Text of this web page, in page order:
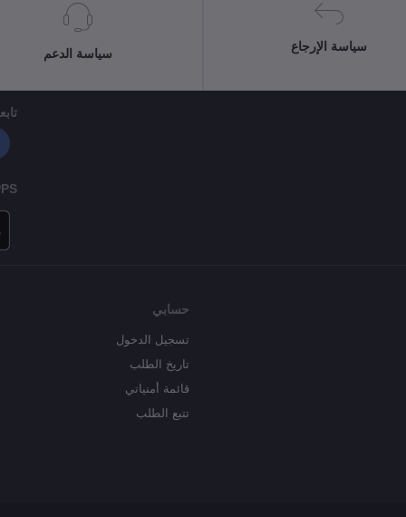
سياسة الإرجاع
سياسة الدعم
حسابي
تسجيل الدخول
تاريخ الطلب
قائمة أمنياتي
تتبع الطلب